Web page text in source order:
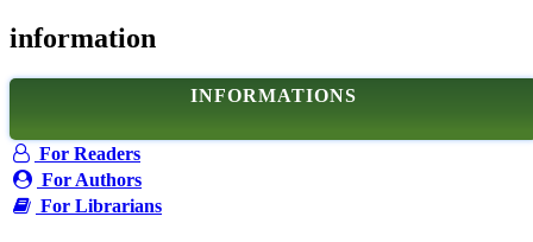
information
INFORMATIONS
For Readers
For Authors
For Librarians